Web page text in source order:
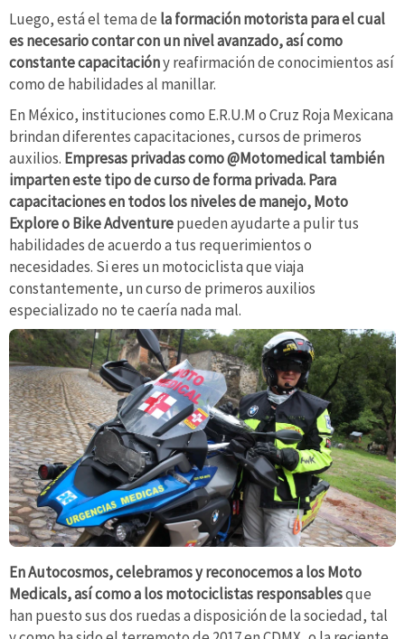
Luego, está el tema de la formación motorista para el cual
es necesario contar con un nivel avanzado, así como
constante capacitacióny reafirmación de conocimientos así
como de habilidades al manillar.
En México, instituciones como E.R.U.M o Cruz Roja Mexicana
brindan diferentes capacitaciones, cursos de primeros
auxilios. Empresas privadas como @Motomedical también
imparten este tipo de curso de forma privada. Para
capacitaciones en todos los niveles de manejo, Moto
Explore o Bike Adventurepueden ayudarte a pulir tus
habilidades de acuerdo a tus requerimientos o
necesidades. Si eres un motociclista que viaja
constantemente, un curso de primeros auxilios
especializado no te caería nada mal.
En Autocosmos, celebramos y reconocemos a los Moto
Medicals, así como a los motociclistas responsablesque
han puesto sus dos ruedas a disposición de la sociedad, tal